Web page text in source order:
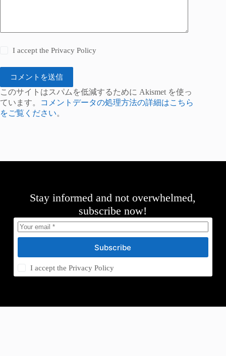
I accept thePrivacy Policy
コメントを送信
このサイトはスパムを低減するために Akismet を使っ
ています。
コメントデータの処理方法の詳細はこちら
をご覧ください。
Stay informed and not overwhelmed,
subscribe now!
Subscribe
I accept thePrivacy Policy